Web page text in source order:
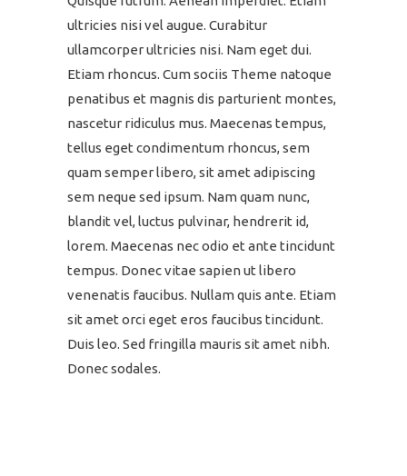
ultricies nisi vel augue. Curabitur
ullamcorper ultricies nisi. Nam eget dui.
Etiam rhoncus. Cum sociis Theme natoque
penatibus et magnis dis parturient montes,
nascetur ridiculus mus. Maecenas tempus,
tellus eget condimentum rhoncus, sem
quam semper libero, sit amet adipiscing
sem neque sed ipsum. Nam quam nunc,
blandit vel, luctus pulvinar, hendrerit id,
lorem. Maecenas nec odio et ante tincidunt
tempus. Donec vitae sapien ut libero
venenatis faucibus. Nullam quis ante. Etiam
sit amet orci eget eros faucibus tincidunt.
Duis leo. Sed fringilla mauris sit amet nibh.
Donec sodales.